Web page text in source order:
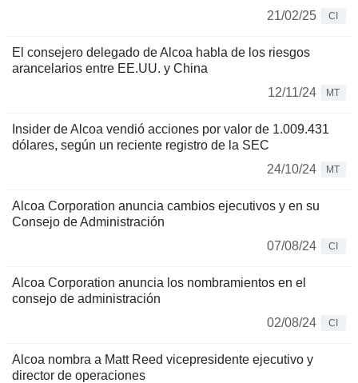
21/02/25
CI
El consejero delegado de Alcoa habla de los riesgos
arancelarios entre EE.UU. y China
12/11/24
MT
Insider de Alcoa vendió acciones por valor de 1.009.431
dólares, según un reciente registro de la SEC
24/10/24
MT
Alcoa Corporation anuncia cambios ejecutivos y en su
Consejo de Administración
07/08/24
CI
Alcoa Corporation anuncia los nombramientos en el
consejo de administración
02/08/24
CI
Alcoa nombra a Matt Reed vicepresidente ejecutivo y
director de operaciones